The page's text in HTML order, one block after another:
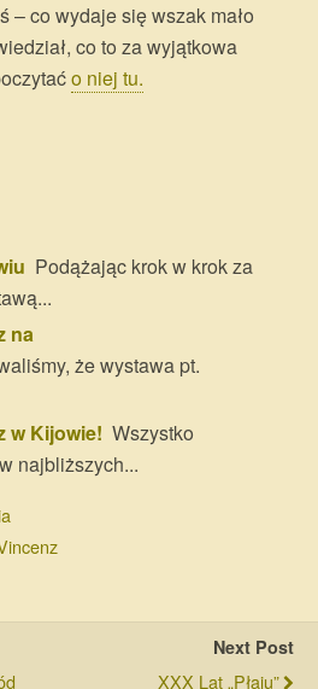
– co wydaje się wszak mało
co to za wyjątkowa
o niej tu.
Podążając krok w krok za
na
że wystawa pt.
w Kijowie! Wszystko
najbliższych...
Next Post
XXX Lat „Płaju”